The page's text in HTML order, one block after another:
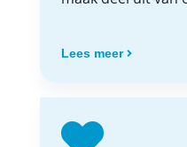
Lees meer